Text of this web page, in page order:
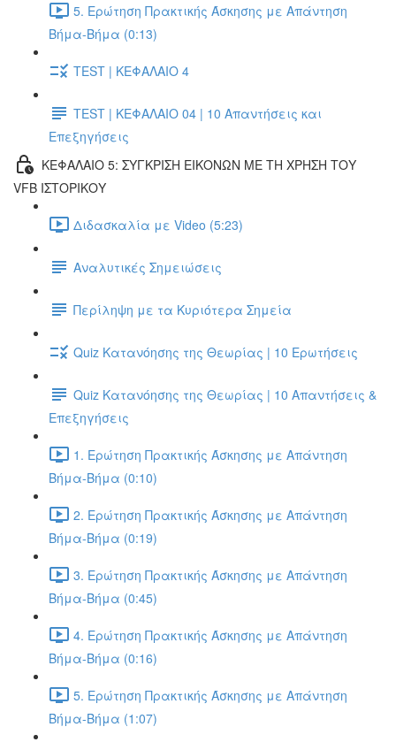
5. Ερώτηση Πρακτικής Άσκησης με Απάντηση
Βήμα-Βήμα (0:13)
TEST | ΚΕΦΑΛΑΙΟ 4
TEST | ΚΕΦΑΛΑΙΟ 04 | 10 Απαντήσεις και
Επεξηγήσεις
ΚΕΦΑΛΑΙΟ 5: ΣΥΓΚΡΙΣΗ ΕΙΚΟΝΩΝ ΜΕ ΤΗ ΧΡΗΣΗ ΤΟΥ
VFB ΙΣΤΟΡΙΚΟΥ
Διδασκαλία με Video (5:23)
Αναλυτικές Σημειώσεις
Περίληψη με τα Κυριότερα Σημεία
Quiz Κατανόησης της Θεωρίας | 10 Ερωτήσεις
Quiz Κατανόησης της Θεωρίας | 10 Απαντήσεις &
Επεξηγήσεις
1. Ερώτηση Πρακτικής Άσκησης με Απάντηση
Βήμα-Βήμα (0:10)
2. Ερώτηση Πρακτικής Άσκησης με Απάντηση
Βήμα-Βήμα (0:19)
3. Ερώτηση Πρακτικής Άσκησης με Απάντηση
Βήμα-Βήμα (0:45)
4. Ερώτηση Πρακτικής Άσκησης με Απάντηση
Βήμα-Βήμα (0:16)
5. Ερώτηση Πρακτικής Άσκησης με Απάντηση
Βήμα-Βήμα (1:07)